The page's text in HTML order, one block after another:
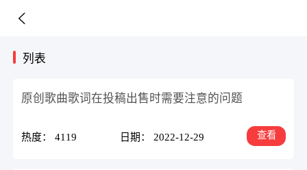
列表
原创歌曲歌词在投稿出售时需要注意的问题
热度： 4119 日期： 2022-12-29 查看